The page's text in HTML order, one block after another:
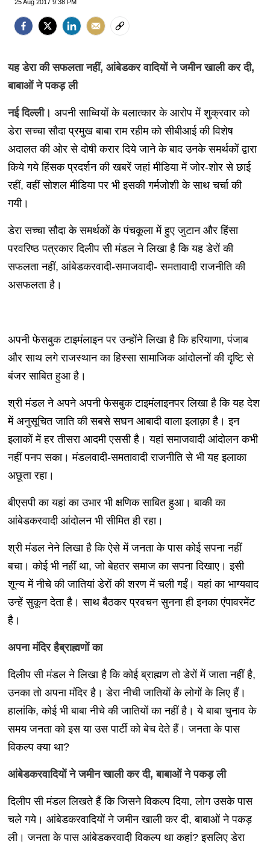
25 Aug 2017 9:38 PM
यह डेरा की सफलता नहीं, आंबेडकर वादियों ने जमीन खाली कर दी,
बाबाओं ने पकड़ ली
नई दिल्ली। अपनी साध्वियों के बलात्कार के आरोप में शुक्रवार को
डेरा सच्चा सौदा प्रमुख बाबा राम रहीम को सीबीआई की विशेष
अदालत की ओर से दोषी करार दिये जाने के बाद उनके समर्थकों द्वारा
किये गये हिंसक प्रदर्शन की खबरें जहां मीडिया में जोर-शोर से छाई
रहीं, वहीं सोशल मीडिया पर भी इसकी गर्मजोशी के साथ चर्चा की
गयी।
डेरा सच्चा सौदा के समर्थकों के पंचकूला में हुए जुटान और हिंसा
परवरिष्ठ पत्रकार दिलीप सी मंडल ने लिखा है कि यह डेरों की
सफलता नहीं, आंबेडकरवादी-समाजवादी- समतावादी राजनीति की
असफलता है।
अपनी फेसबुक टाइमंलाइन पर उन्होंने लिखा है कि हरियाणा, पंजाब
और साथ लगे राजस्थान का हिस्सा सामाजिक आंदोलनों की दृष्टि से
बंजर साबित हुआ है।
श्री मंडल ने अपने अपनी फेसबुक टाइमंलाइनपर लिखा है कि यह देश
में अनुसूचित जाति की सबसे सघन आबादी वाला इलाक़ा है। इन
इलाकों में हर तीसरा आदमी एससी है। यहां समाजवादी आंदोलन कभी
नहीं पनप सका। मंडलवादी-समतावादी राजनीति से भी यह इलाका
अछूता रहा।
बीएसपी का यहां का उभार भी क्षणिक साबित हुआ। बाकी का
आंबेडकरवादी आंदोलन भी सीमित ही रहा।
श्री मंडल नेने लिखा है कि ऐसे में जनता के पास कोई सपना नहीं
बचा। कोई भी नहीं था, जो बेहतर समाज का सपना दिखाए। इसी
शून्य में नीचे की जातियां डेरों की शरण में चली गईं। यहां का भाग्यवाद
उन्हें सुकून देता है। साथ बैठकर प्रवचन सुनना ही इनका एंपावरमेंट
है।
अपना मंदिर हैब्राह्मणों का
दिलीप सी मंडल ने लिखा है कि कोई ब्राह्मण तो डेरों में जाता नहीं है,
उनका तो अपना मंदिर है। डेरा नीची जातियों के लोगों के लिए हैं।
हालांकि, कोई भी बाबा नीचे की जातियों का नहीं है। ये बाबा चुनाव के
समय जनता को इस या उस पार्टी को बेच देते हैं। जनता के पास
विकल्प क्या था?
आंबेडकरवादियों ने जमीन खाली कर दी,बाबाओं ने पकड़ ली
दिलीप सी मंडल लिखते हैं कि जिसने विकल्प दिया, लोग उसके पास
चले गये। आंबेडकरवादियों ने जमीन खाली कर दी, बाबाओं ने पकड़
ली। जनता के पास आंबेडकरवादी विकल्प था कहां? इसलिए डेरा